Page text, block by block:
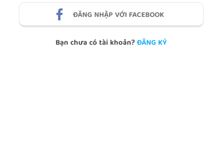
ĐĂNG NHẬP VỚI FACEBOOK
Bạn chưa có tài khoản?ĐĂNG KÝ